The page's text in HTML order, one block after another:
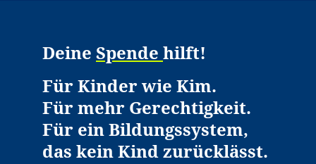
Deine Spende hilft!
Für Kinder wie Kim.
Für mehr Gerechtigkeit.
Für ein Bildungssystem,
das kein Kind zurücklässt.